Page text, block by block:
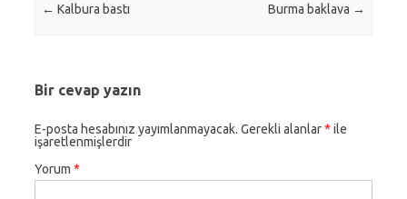
Post navigation
← Kalbura bastı Burma baklava →
Bir cevap yazın
E-posta hesabınız yayımlanmayacak. Gerekli alanlar* ile
işaretlenmişlerdir
Yorum *